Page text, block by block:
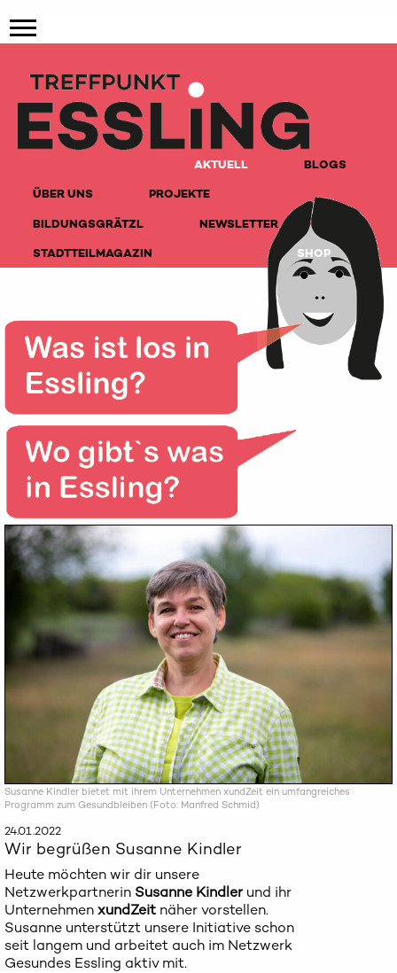
AKTUELL
BLOGS
ÜBER UNS
PROJEKTE
BILDUNGSGRÄTZL
NEWSLETTER
STADTTEILMAGAZIN
SHOP
Susanne Kindler bietet mit ihrem Unternehmen xundZeit ein umfangreiches
Programm zum Gesundbleiben (Foto: Manfred Schmid)
24.01.2022
Wir begrüßen Susanne Kindler
Heute möchten wir dir unsere
Netzwerkpartnerin Susanne Kindler und ihr
UnternehmenxundZeit näher vorstellen.
Susanne unterstützt unsere Initiative schon
seit langem und arbeitet auch im Netzwerk
Gesundes Essling aktiv mit.